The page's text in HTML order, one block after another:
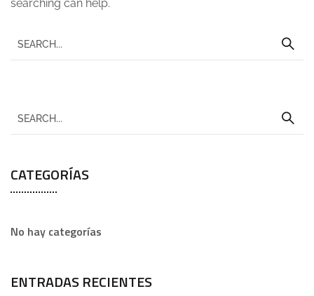
searching can help.
CATEGORÍAS
No hay categorías
ENTRADAS RECIENTES